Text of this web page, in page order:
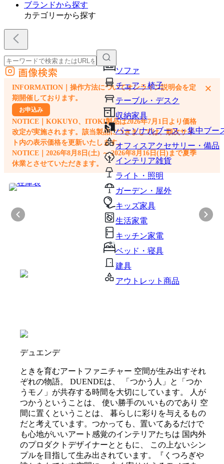
ブランドから探す
カテゴリーから探す
ソファ
チェア・椅子
テーブル・デスク
収納家具
パーソナルブース・集中ブー
オフィスアクセサリー・備品
インテリア雑貨
ライト・照明
ガーデン・屋外
キッズ家具
生活家電
キッチン家電
ベッド・寝具
建具
アウトレット商品
外部サイトの商品をカートに追加
他のサイトで見つけた商品ページのURLを貼り付けて、カートに追加できます
画像検索
INFORMATION｜操作方法についてオンライン説明会を定
期開催しております。
お申込み
NOTICE｜KOKUYO、ITOKI製品は2026年7月1日より価格
改定が実施されます。該当製品につきましては、順次サイ
ト内の表示価格を更新いたします。
NOTICE｜2026年8月8日(土) ～ 2026年8月16日(日)まで夏季
休業とさせていただきます。
×
デュエンデ
ときを育むアートファニチャー 空間が生み出すそれ
ぞれの物語。 DUENDEは、 「つかう人」と「つか
うモノ」が共存する時間を大切にしています。 人が
つかうということは、 使い勝手のいいものであり 空
間に置くということは、 暮らしに彩りを与えるもの
だと考えています。つかっても、置いてあるだけで
も心地がいいアート感覚のインテリアたちは 国内外
のプロダクトデザイナーとともに、 この上ないシン
プルを目指して生み出されています。『くつろぎや